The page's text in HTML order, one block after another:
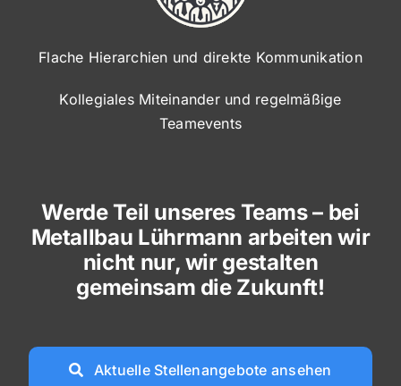
Flache Hierarchien und direkte Kommunikation
Kollegiales Miteinander und regelmäßige
Teamevents
Werde Teil unseres Teams – bei
Metallbau Lührmann arbeiten wir
nicht nur, wir gestalten
gemeinsam die Zukunft!
Aktuelle Stellenangebote ansehen